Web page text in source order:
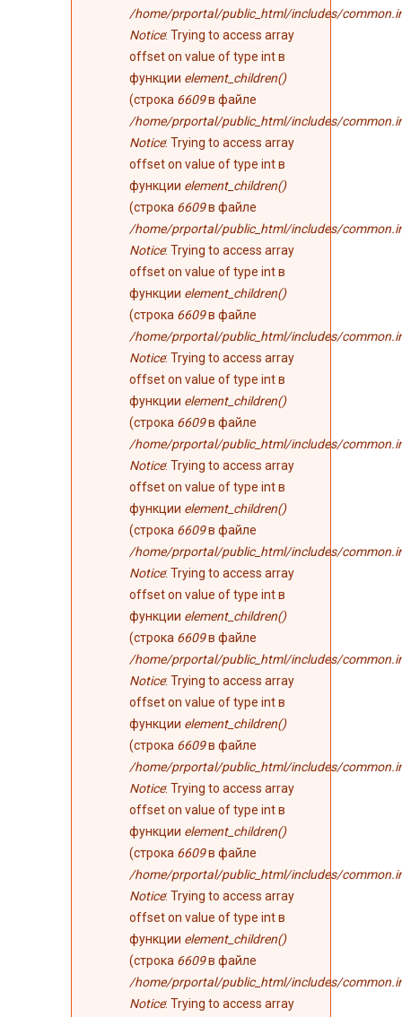
/home/prportal/public_html/includes/
Notice: Trying to access array
offset on value of type int в
функции element_children()
(строка 6609в файле
/home/prportal/public_html/includes/
Notice: Trying to access array
offset on value of type int в
функции element_children()
(строка 6609в файле
/home/prportal/public_html/includes/
Notice: Trying to access array
offset on value of type int в
функции element_children()
(строка 6609в файле
/home/prportal/public_html/includes/
Notice: Trying to access array
offset on value of type int в
функции element_children()
(строка 6609в файле
/home/prportal/public_html/includes/
Notice: Trying to access array
offset on value of type int в
функции element_children()
(строка 6609в файле
/home/prportal/public_html/includes/
Notice: Trying to access array
offset on value of type int в
функции element_children()
(строка 6609в файле
/home/prportal/public_html/includes/
Notice: Trying to access array
offset on value of type int в
функции element_children()
(строка 6609в файле
/home/prportal/public_html/includes/
Notice: Trying to access array
offset on value of type int в
функции element_children()
(строка 6609в файле
/home/prportal/public_html/includes/
Notice: Trying to access array
offset on value of type int в
функции element_children()
(строка 6609в файле
/home/prportal/public_html/includes/
Notice: Trying to access array